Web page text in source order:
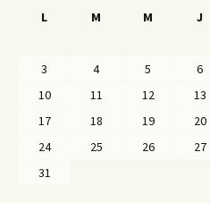
L
M M J
3
4 5 6
10
11 12 13
17
18 19 20
24
25 26 27
31